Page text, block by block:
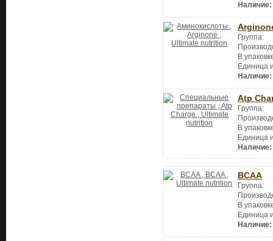
Наличие:
Группа:
В
Единица
Наличие:
Atp
Группа:
В
Единица
Наличие:
BCAA
Группа:
В
Единица
Наличие: